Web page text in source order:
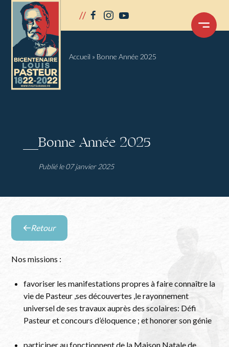
// facebook
instagram
youtube
OUVRIR
MENU
Accueil » Bonne Année 2025
Bonne Année 2025
Publié le 07 janvier 2025
Retour
la
des
évènements
Retour
Nos missions :
favoriser les manifestations propres à faire connaître la
vie de Pasteur ,ses découvertes ,le rayonnement
universel de ses travaux auprès des scolaires: Défi
Pasteur et concours d’éloquence ; et honorer son génie
participer au fonctionnent de la Maison Natale de
Panneau de gestion des cookies